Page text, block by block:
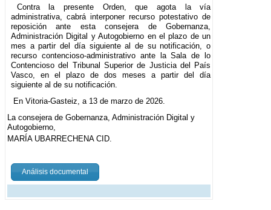
Contra la presente Orden, que agota la vía
administrativa, cabrá interponer recurso potestativo de
reposición ante esta consejera de Gobernanza,
Administración Digital y Autogobierno en el plazo de un
mes a partir del día siguiente al de su notificación, o
recurso contencioso-administrativo ante la Sala de lo
Contencioso del Tribunal Superior de Justicia del País
Vasco, en el plazo de dos meses a partir del día
siguiente al de su notificación.
En Vitoria-Gasteiz, a 13 de marzo de 2026.
La consejera de Gobernanza, Administración Digital y
Autogobierno,
MARÍA UBARRECHENA CID.
Análisis documental